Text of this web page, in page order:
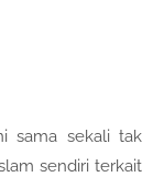
sama sekali tak
sendiri terkait